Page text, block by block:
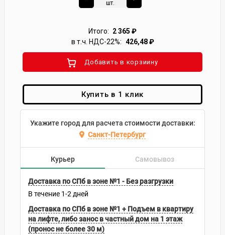
шт.
Итого: 2 365 ₽
в т.ч. НДС-22%: 426,48₽
Добавить в корзиину
Купить в 1 клик
Укажите город для расчета стоимости доставки:
Санкт-Петербург
Курьер Самовывоз
Доставка по СПб в зоне №1 - Без разгрузки
В течение 1-2 дней
Доставка по СПб в зоне №1 + Подъем в квартиру
на лифте, либо занос в частный дом на 1 этаж
(пронос не более 30 м)